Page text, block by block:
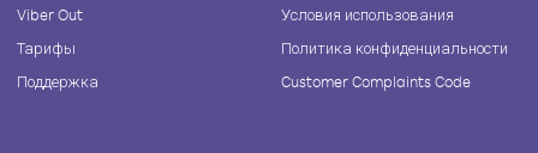
Viber Out
Тарифы
Поддержка
Условия использования
Политика конфиденциальности
Customer Complaints Code